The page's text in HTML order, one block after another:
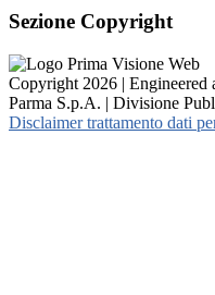
Sezione Copyright
Copyright 2026 | Engineered
Parma S.p.A. | Divisione
Disclaimer trattamento dati